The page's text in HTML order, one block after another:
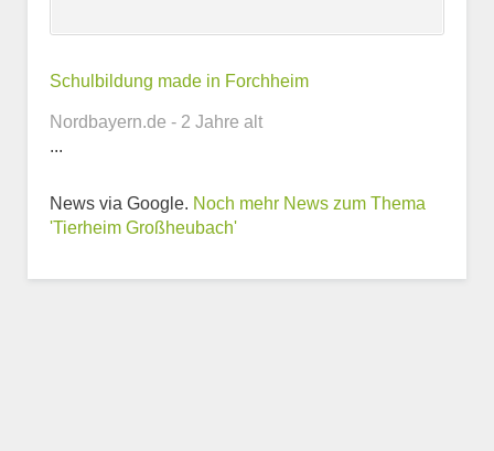
Kontaktmöglichkeiten
Schulbildung made in Forchheim
Nordbayern.de - 2 Jahre alt
...
News via Google. Noch mehr News zum Thema
'Tierheim Großheubach'